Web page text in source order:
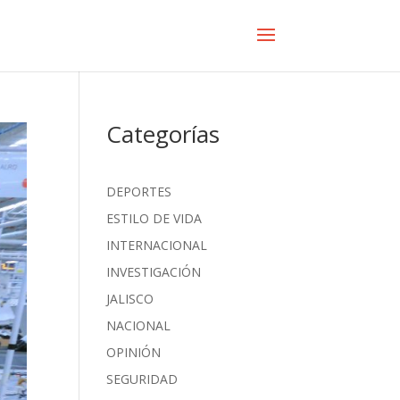
Categorías
DEPORTES
ESTILO DE VIDA
INTERNACIONAL
INVESTIGACIÓN
JALISCO
NACIONAL
OPINIÓN
SEGURIDAD